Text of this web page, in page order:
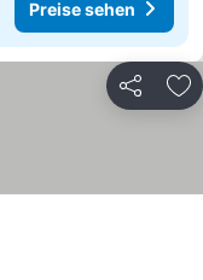
Preise sehen
Teilen